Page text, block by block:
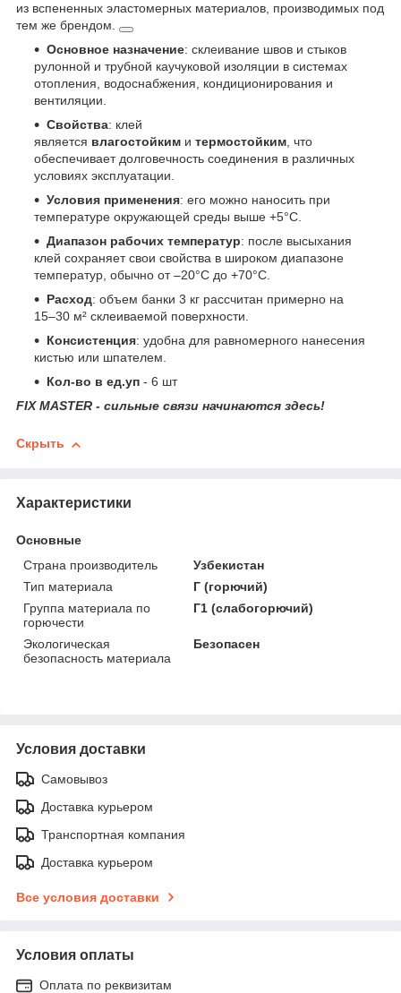
из вспененных эластомерных материалов, производимых под
тем же брендом.
Основное назначение: склеивание швов и стыков
рулонной и трубной каучуковой изоляции в системах
отопления, водоснабжения, кондиционирования и
вентиляции.
Свойства: клей
является влагостойким и термостойким, что
обеспечивает долговечность соединения в различных
условиях эксплуатации.
Условия применения: его можно наносить при
температуре окружающей среды выше +5°C.
Диапазон рабочих температур: после высыхания
клей сохраняет свои свойства в широком диапазоне
температур, обычно от –20°C до +70°C.
Расход: объем банки 3 кг рассчитан примерно на
15–30 м² склеиваемой поверхности.
Консистенция: удобна для равномерного нанесения
кистью или шпателем.
Кол-во в ед.уп - 6 шт
FIX MASTER - сильные связи начинаются здесь!
Скрыть
Характеристики
Основные
Страна производитель
Узбекистан
Тип материала
Г (горючий)
Группа материала по
горючести
Г1 (слабогорючий)
Экологическая
безопасность материала
Безопасен
Условия доставки
Самовывоз
Доставка курьером
Транспортная компания
Доставка курьером
Все условия доставки
Условия оплаты
Оплата по реквизитам